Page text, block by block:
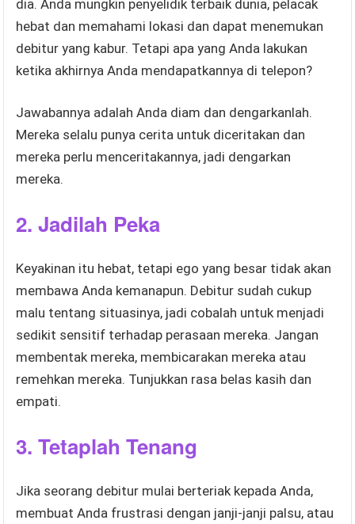
dia. Anda mungkin penyelidik terbaik dunia, pelacak
hebat dan memahami lokasi dan dapat menemukan
debitur yang kabur. Tetapi apa yang Anda lakukan
ketika akhirnya Anda mendapatkannya di telepon?
Jawabannya adalah Anda diam dan dengarkanlah.
Mereka selalu punya cerita untuk diceritakan dan
mereka perlu menceritakannya, jadi dengarkan
mereka.
2. Jadilah Peka
Keyakinan itu hebat, tetapi ego yang besar tidak akan
membawa Anda kemanapun. Debitur sudah cukup
malu tentang situasinya, jadi cobalah untuk menjadi
sedikit sensitif terhadap perasaan mereka. Jangan
membentak mereka, membicarakan mereka atau
remehkan mereka. Tunjukkan rasa belas kasih dan
empati.
3. Tetaplah Tenang
Jika seorang debitur mulai berteriak kepada Anda,
membuat Anda frustrasi dengan janji-janji palsu, atau